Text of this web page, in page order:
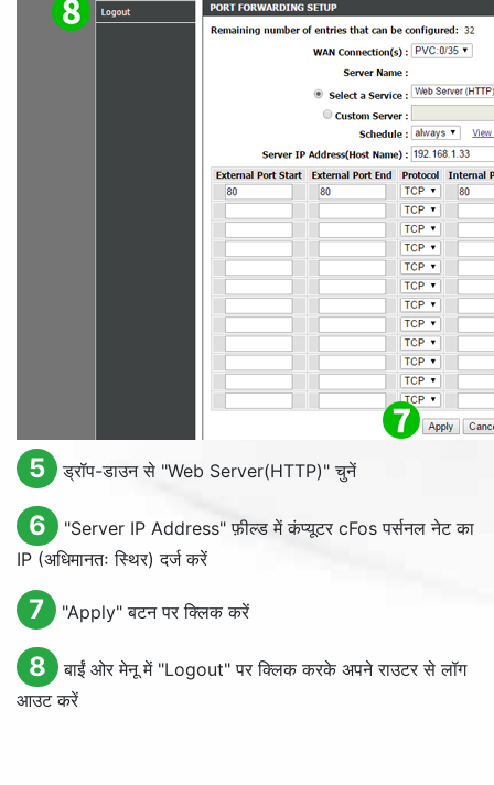
5 ड्रॉप-डाउन से "Web Server(HTTP)" चुनें
6 "Server IP Address" फ़ील्ड में कंप्यूटर cFos पर्सनल नेट का
IP (अधिमानतः स्थिर) दर्ज करें
7 "Apply" बटन पर क्लिक करें
8 बाईं ओर मेनू में "Logout" पर क्लिक करके अपने राउटर से लॉग
आउट करें